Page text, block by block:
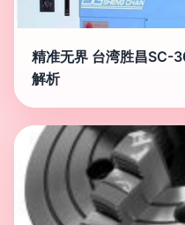
精准无界 台湾胜昌SC-
解析